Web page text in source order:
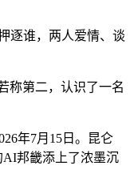
逐谁，两人爱情、谈
称第二，认识了一名
年7月15日。昆仑
邦畿添上了浓墨沉